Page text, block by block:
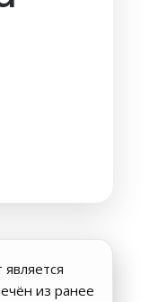
из ранее